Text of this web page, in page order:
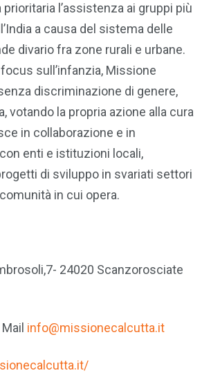
l’assistenza ai gruppi più
a causa del sistema delle
divario fra zone rurali e urbane.
sull’infanzia, Missione
discriminazione di genere,
votando la propria azione alla cura
in collaborazione e in
enti e istituzioni locali,
di sviluppo in svariati settori
in cui opera.
24020 Scanzorosciate
info@missionecalcutta.it